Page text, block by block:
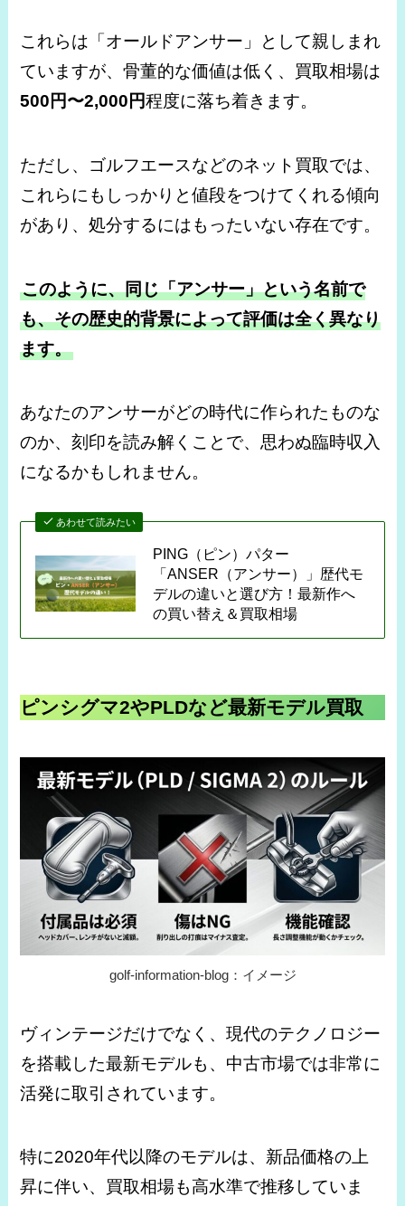
これらは「オールドアンサー」として親しまれ
ていますが、骨董的な価値は低く、買取相場は
500円〜2,000円程度に落ち着きます。
ただし、ゴルフエースなどのネット買取では、
これらにもしっかりと値段をつけてくれる傾向
があり、処分するにはもったいない存在です。
このように、同じ「アンサー」という名前で
も、その歴史的背景によって評価は全く異なり
ます。
あなたのアンサーがどの時代に作られたものな
のか、刻印を読み解くことで、思わぬ臨時収入
になるかもしれません。
あわせて読みたい
PING（ピン）パター
「ANSER（アンサー）」歴代モ
デルの違いと選び方！最新作へ
の買い替え＆買取相場
ピンシグマ2やPLDなど最新モデル買取
golf-information-blog：イメージ
ヴィンテージだけでなく、現代のテクノロジー
を搭載した最新モデルも、中古市場では非常に
活発に取引されています。
特に2020年代以降のモデルは、新品価格の上
昇に伴い、買取相場も高水準で推移していま